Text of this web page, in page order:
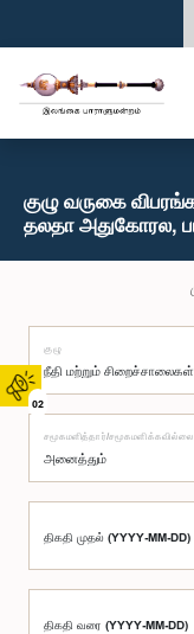
02
குழு வருகை
தலதா அதுகோரல,
குழு
சமூகமளித்தார்/சமூகமளிக்கவில்லை
திகதி முதல் (YYYY-MM-DD)
திகதி வரை (YYYY-MM-DD)